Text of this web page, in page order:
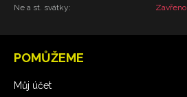
Ne a st. svátky:
Zavřeno
POMŮŽEME
Můj účet